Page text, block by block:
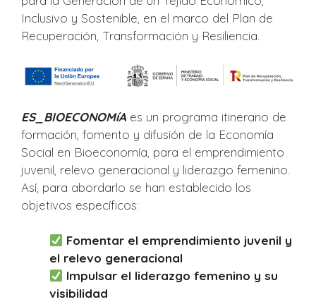
Inclusivo y Sostenible, en el marco del Plan de
Recuperación, Transformación y Resiliencia.
ES_BIOECONOMíA es un programa itinerario de
formación, fomento y difusión de la Economía
Social en Bioeconomía, para el emprendimiento
juvenil, relevo generacional y liderazgo femenino.
Así, para abordarlo se han establecido los
objetivos específicos:
Fomentar el emprendimiento juvenil y
el relevo generacional
Impulsar el liderazgo femenino y su
visibilidad